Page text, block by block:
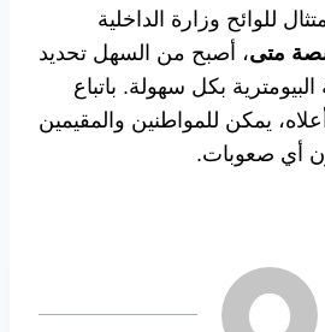
للوائح وزارة الداخلية
متى، أصبح من السهل تحديد
بكل سهولة. باتباع
يمكن للمواطنين والمقيمين
أي صعوبات.